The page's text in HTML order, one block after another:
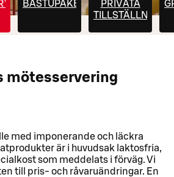
BASTUPAKET
PRIVATA
mötesservering
med imponerande och läckra
är i huvudsak laktosfria,
som meddelats i förväg. Vi
till pris- och råvaruändringar. En